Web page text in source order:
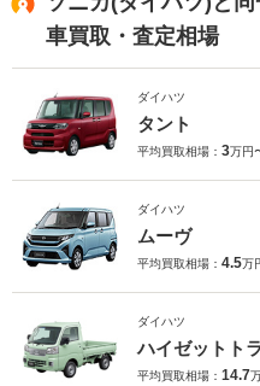
車買取・査定相場
ダイハツ
タント
平均買取相場： 3万円
ダイハツ
ムーヴ
平均買取相場： 4.5万
ダイハツ
ハイゼットト
平均買取相場： 14.7